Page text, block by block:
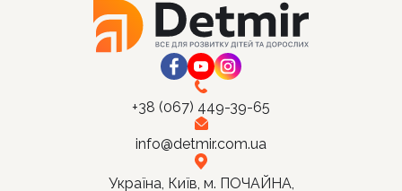
+38 (067) 449-39-65
info@detmir.com.ua
Україна, Київ, м. ПОЧАЙНА,